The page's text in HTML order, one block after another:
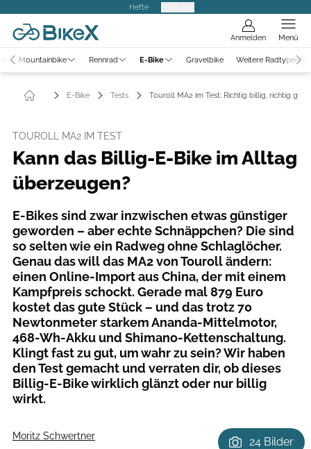
Hefte
Anmelden Menü
Mountainbike Rennrad E-Bike Gravelbike Weitere Radtypen
E-Bike Tests Touroll MA2 im Test: Richtig billig, richtig gut?
TOUROLL MA2 IM TEST
Kann das Billig-E-Bike im Alltag
überzeugen?
E-Bikes sind zwar inzwischen etwas günstiger
geworden – aber echte Schnäppchen? Die sind
so selten wie ein Radweg ohne Schlaglöcher.
Genau das will das MA2 von Touroll ändern:
einen Online-Import aus China, der mit einem
Kampfpreis schockt. Gerade mal 879 Euro
kostet das gute Stück – und das trotz 70
Newtonmeter starkem Ananda-Mittelmotor,
468-Wh-Akku und Shimano-Kettenschaltung.
Klingt fast zu gut, um wahr zu sein? Wir haben
den Test gemacht und verraten dir, ob dieses
Billig-E-Bike wirklich glänzt oder nur billig
wirkt.
Moritz Schwertner
24 Bilder